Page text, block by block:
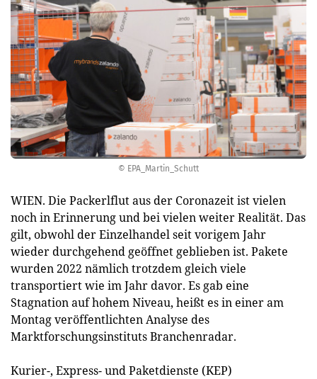
© EPA_Martin_Schutt
WIEN. Die Packerlflut aus der Coronazeit ist vielen
noch in Erinnerung und bei vielen weiter Realität. Das
gilt, obwohl der Einzelhandel seit vorigem Jahr
wieder durchgehend geöffnet geblieben ist. Pakete
wurden 2022 nämlich trotzdem gleich viele
transportiert wie im Jahr davor. Es gab eine
Stagnation auf hohem Niveau, heißt es in einer am
Montag veröffentlichten Analyse des
Marktforschungsinstituts Branchenradar.
Kurier-, Express- und Paketdienste (KEP)